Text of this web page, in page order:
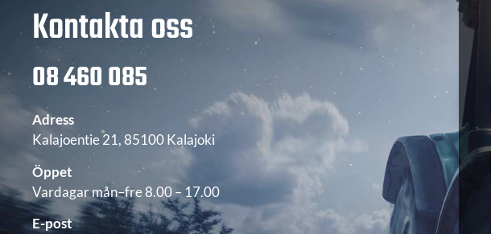
Kontakta oss
08 460 085
Adress
Kalajoentie 21, 85100 Kalajoki
Öppet
Vardagar mån–fre 8.00 – 17.00
E-post